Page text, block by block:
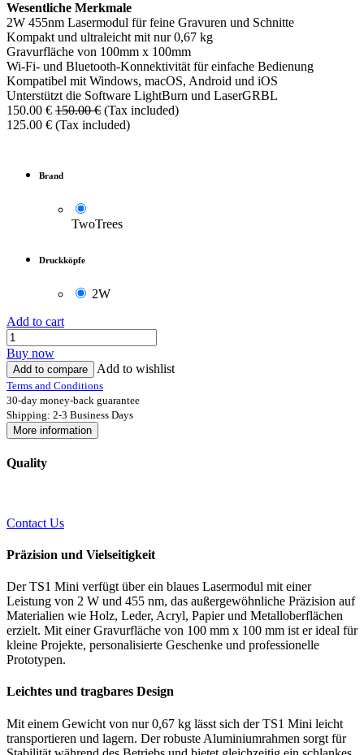
Wesentliche Merkmale
2W 455nm Lasermodul für feine Gravuren und Schnitte
Kompakt und ultraleicht mit nur 0,67 kg
Gravurfläche von 100mm x 100mm
Wi-Fi- und Bluetooth-Konnektivität für einfache Bedienung
Kompatibel mit Windows, macOS, Android und iOS
Unterstützt die Software LightBurn und LaserGRBL
150.00 € 150.00€ (Tax included)
125.00 € (Tax included)
Brand
TwoTrees
Druckköpfe
2W
Add to cart
Buy now
Add to compare Add to wishlist
Terms and Conditions
30-day money-back guarantee
Shipping: 2-3 Business Days
More information
Quality
Contact Us
Präzision und Vielseitigkeit
Der TS1 Mini verfügt über ein blaues Lasermodul mit einer
Leistung von 2 W und 455 nm, das außergewöhnliche Präzision auf
Materialien wie Holz, Leder, Acryl, Papier und Metalloberflächen
erzielt. Mit einer Gravurfläche von 100 mm x 100 mm ist er ideal für
kleine Projekte, personalisierte Geschenke und professionelle
Prototypen.
Leichtes und tragbares Design
Mit einem Gewicht von nur 0,67 kg lässt sich der TS1 Mini leicht
transportieren und lagern. Der robuste Aluminiumrahmen sorgt für